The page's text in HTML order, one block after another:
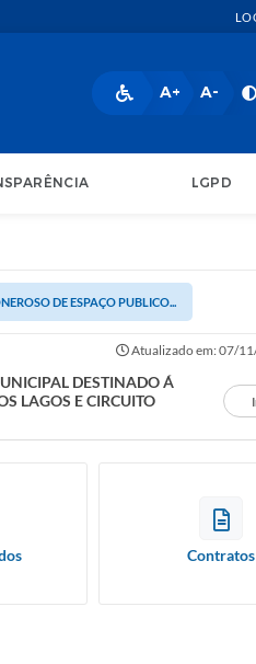
A+ A-
LGPD
DE ESPAÇO PUBLICO...
Atualizado em: 07/
DESTINADO Á
LAGOS E CIRCUITO
Contratos